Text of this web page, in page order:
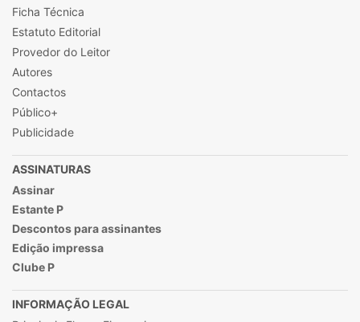
Ficha Técnica
Estatuto Editorial
Provedor do Leitor
Autores
Contactos
Público+
Publicidade
ASSINATURAS
Assinar
Estante P
Descontos para assinantes
Edição impressa
Clube P
INFORMAÇÃO LEGAL